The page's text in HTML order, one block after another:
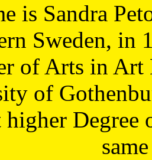
is Sandra
Sweden, in
of Arts in Art
of
Degree